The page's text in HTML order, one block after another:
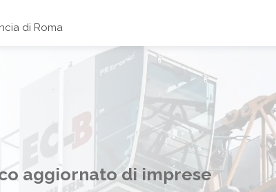
di Roma
aggiornato di imprese